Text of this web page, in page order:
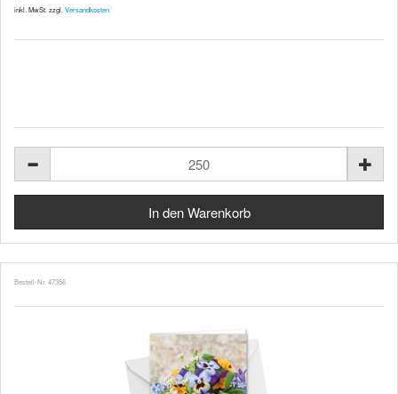
inkl. MwSt. zzgl. Versandkosten
Bestell-Nr. 47356